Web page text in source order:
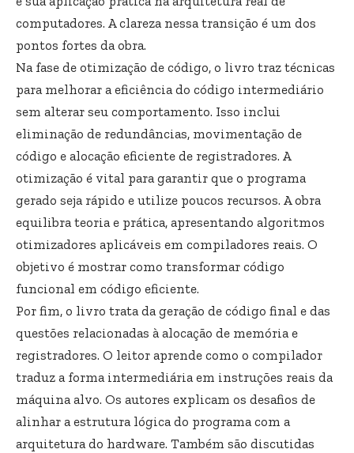
computadores. A clareza nessa transição é um dos
pontos fortes da obra.
Na fase de otimização de código, o livro traz técnicas
para melhorar a eficiência do código intermediário
sem alterar seu comportamento. Isso inclui
eliminação de redundâncias, movimentação de
código e alocação eficiente de registradores. A
otimização é vital para garantir que o programa
gerado seja rápido e utilize poucos recursos. A obra
equilibra teoria e prática, apresentando algoritmos
otimizadores aplicáveis em compiladores reais. O
objetivo é mostrar como transformar código
funcional em código eficiente.
Por fim, o livro trata da geração de código final e das
questões relacionadas à alocação de memória e
registradores. O leitor aprende como o compilador
traduz a forma intermediária em instruções reais da
máquina alvo. Os autores explicam os desafios de
alinhar a estrutura lógica do programa com a
arquitetura do hardware. Também são discutidas